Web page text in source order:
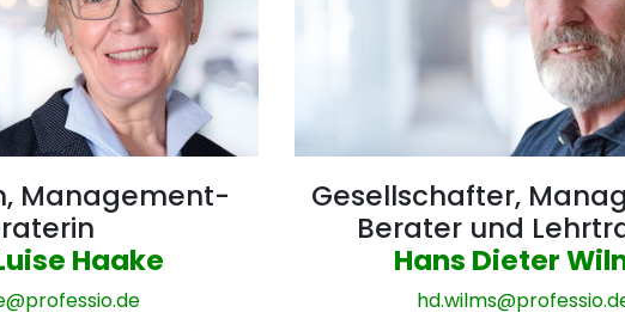
Management-
Haake
professio.de
Gesellschafter,
Berater und
Hans Dieter
hd.wilms@